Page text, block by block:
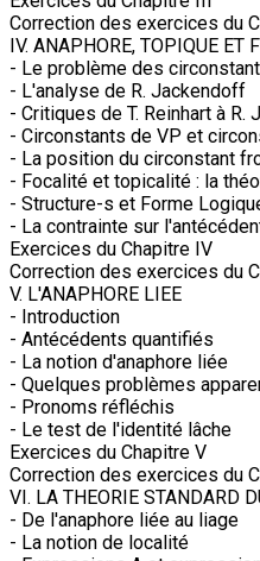
Correction des exercices du
IV. ANAPHORE, TOPIQUE ET
- Le problème des
- L'analyse de R. Jackendoff
- Critiques de T. Reinhart à R.
- Circonstants de VP et
- La position du circonstant
- Focalité et topicalité : la
- Structure-s et Forme
- La contrainte sur
Exercices du Chapitre IV
Correction des exercices du
V. L'ANAPHORE LIEE
- Introduction
- Antécédents quantifiés
- La notion d'anaphore liée
- Quelques problèmes
- Pronoms réfléchis
- Le test de l'identité lâche
Exercices du Chapitre V
Correction des exercices du
VI. LA THEORIE STANDARD
- De l'anaphore liée au liage
- La notion de localité